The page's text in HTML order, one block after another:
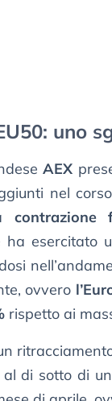
uno
AEX
nel
contrazione
ha esercitato
ovvero
rispetto ai
di sotto di